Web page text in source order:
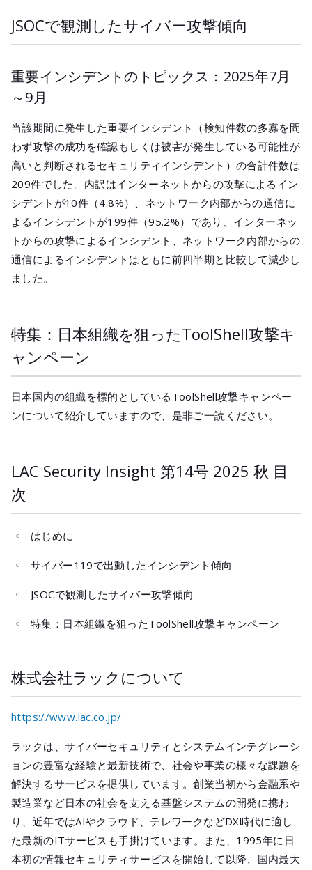
JSOCで観測したサイバー攻撃傾向
重要インシデントのトピックス：2025年7月
～9月
当該期間に発生した重要インシデント（検知件数の多寡を問
わず攻撃の成功を確認もしくは被害が発生している可能性が
高いと判断されるセキュリティインシデント）の合計件数は
209件でした。内訳はインターネットからの攻撃によるイン
シデントが10件（4.8%）、ネットワーク内部からの通信に
よるインシデントが199件（95.2%）であり、インターネッ
トからの攻撃によるインシデント、ネットワーク内部からの
通信によるインシデントはともに前四半期と比較して減少し
ました。
特集：日本組織を狙ったToolShell攻撃キ
ャンペーン
日本国内の組織を標的としているToolShell攻撃キャンペー
ンについて紹介していますので、是非ご一読ください。
LAC Security Insight 第14号 2025 秋 目
次
はじめに
サイバー119で出動したインシデント傾向
JSOCで観測したサイバー攻撃傾向
特集：日本組織を狙ったToolShell攻撃キャンペーン
株式会社ラックについて
https://www.lac.co.jp/
ラックは、サイバーセキュリティとシステムインテグレーシ
ョンの豊富な経験と最新技術で、社会や事業の様々な課題を
解決するサービスを提供しています。創業当初から金融系や
製造業など日本の社会を支える基盤システムの開発に携わ
り、近年ではAIやクラウド、テレワークなどDX時代に適し
た最新のITサービスも手掛けています。また、1995年に日
本初の情報セキュリティサービスを開始して以降、国内最大